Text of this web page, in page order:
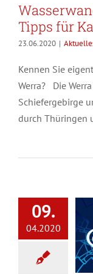
Tipps für
23.06.2020 |
Kennen Sie
Werra? Die
Schiefergebirge
durch Thüringen
09.
04.2020